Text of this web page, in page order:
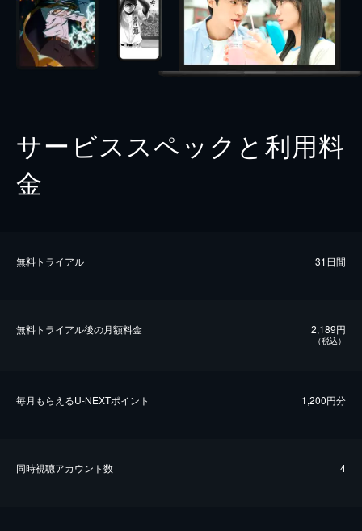
サービススペックと利用料
金
無料トライアル 31日間
無料トライアル後の⽉額料金 2,189円
（税込）
毎⽉もらえるU-NEXTポイント 1,200円分
同時視聴アカウント数 4